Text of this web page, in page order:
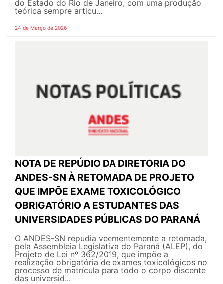
do Estado do Rio de Janeiro, com uma produção
teórica sempre articu...
24 de Março de 2026
NOTA DE REPÚDIO DA DIRETORIA DO
ANDES-SN À RETOMADA DE PROJETO
QUE IMPÕE EXAME TOXICOLÓGICO
OBRIGATÓRIO A ESTUDANTES DAS
UNIVERSIDADES PÚBLICAS DO PARANÁ
O ANDES-SN repudia veementemente a retomada,
pela Assembleia Legislativa do Paraná (ALEP), do
Projeto de Lei nº 362/2019, que impõe a
realização obrigatória de exames toxicológicos no
processo de matrícula para todo o corpo discente
das universid...